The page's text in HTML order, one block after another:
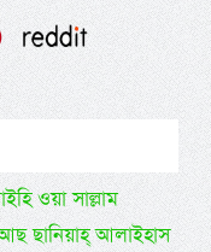
ওয়া সাল্লাম
ছানিয়াহ্ আলাইহাস